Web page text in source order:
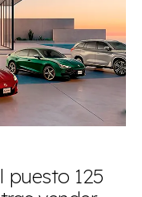
puesto 125